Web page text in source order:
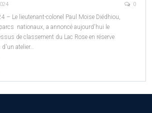
0
– Le lieutenant-colonel Paul Moise Diédhiou,
nationaux, a annoncé aujourd'hui le
de classement du Lac Rose en réserve
d'un atelier…